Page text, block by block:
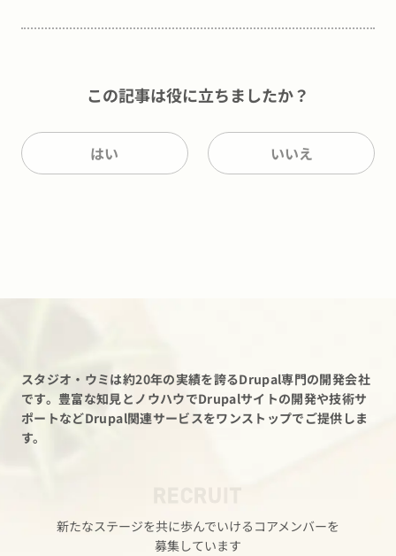
この記事は役に立ちましたか？
はい いいえ
スタジオ・ウミは約20年の実績を誇るDrupal専門の開発会社
です。 豊富な知見とノウハウでDrupalサイトの開発や技術サ
ポートなどDrupal関連サービスをワンストップでご提供しま
す。
新たな​ステージを​共に​歩んでいける​コアメンバーを​
募集しています